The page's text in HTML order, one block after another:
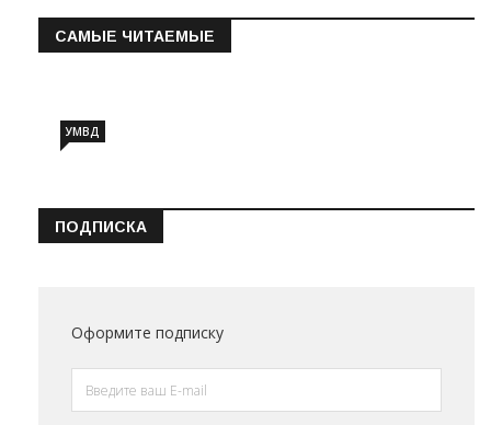
САМЫЕ ЧИТАЕМЫЕ
УМВД
ПОДПИСКА
Оформите подписку